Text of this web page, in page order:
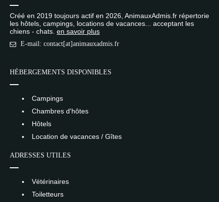
Créé en 2019 toujours actif en 2026, AnimauxAdmis.fr répertorie
les hôtels, campings, locations de vacances... acceptant les
chiens - chats. en savoir plus
E-mail: contact[at]animauxadmis.fr
HÉBERGEMENTS DISPONIBLES
Campings
Chambres d'hôtes
Hôtels
Location de vacances / Gîtes
ADRESSES UTILES
Vétérinaires
Toiletteurs